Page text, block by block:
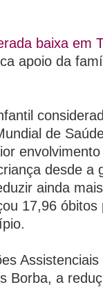
baixa em
apoio da
de
desde a
ainda
17,96 óbitos
Borba, a